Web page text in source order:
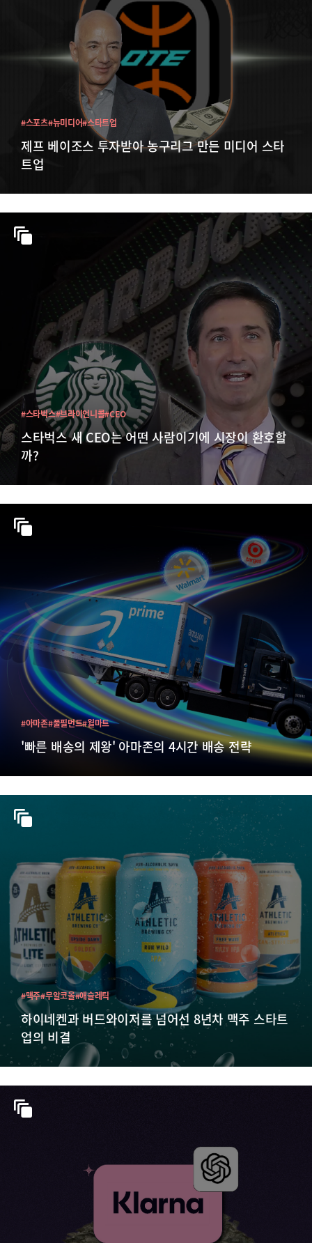
제프 베이조스 투자받아 농구리그 만든 미디어 스타
트업
#스포츠#뉴미디어#스타트업
스타벅스 새 CEO는 어떤 사람이기에 시장이 환호할
까?
#스타벅스#브라이언니콜#CEO
'빠른 배송의 제왕' 아마존의 4시간 배송 전략
#아마존#풀필먼트#월마트
하이네켄과 버드와이저를 넘어선 8년차 맥주 스타트
업의 비결
#맥주#무알코올#애슬레틱